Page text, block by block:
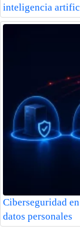
inteligencia
Ciberseguridad
datos personales